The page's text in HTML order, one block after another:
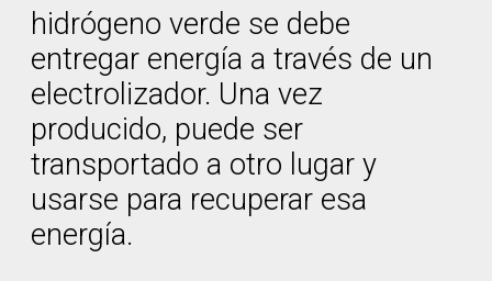
hidrógeno verde se debe
entregar energía a través de un
electrolizador. Una vez
producido, puede ser
transportado a otro lugar y
usarse para recuperar esa
energía.